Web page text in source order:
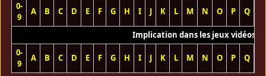
0-
9
A B C D E F G H I J K L M N O P Q
Implication dans les jeux vidéos
0-
9
A B C D E F G H I J K L M N O P Q